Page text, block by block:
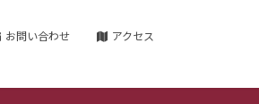
お問い合わせ アクセス